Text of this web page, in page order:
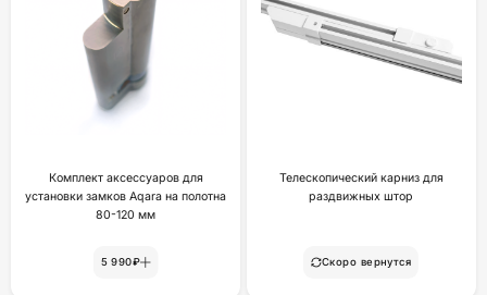
Комплект аксессуаров для
установки замков Aqara на полотна
80-120 мм
5 990₽
Телескопический карниз для
раздвижных штор
Скоро вернутся